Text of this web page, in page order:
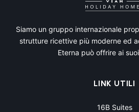
Siamo un gruppo internazionale
strutture ricettive più moderne ed
Eterna può offrire ai
LINK UTILI
16B Suites